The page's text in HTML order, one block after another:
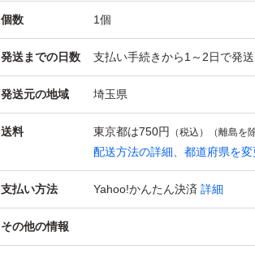
個数 1個
発送までの日数 支払い手続きから1～2日で発送
発送元の地域 埼玉県
送料 東京都は750円 （税込）（離島を
配送方法の詳細、都道府県を変
支払い方法 Yahoo!かんたん決済 詳細
その他の情報